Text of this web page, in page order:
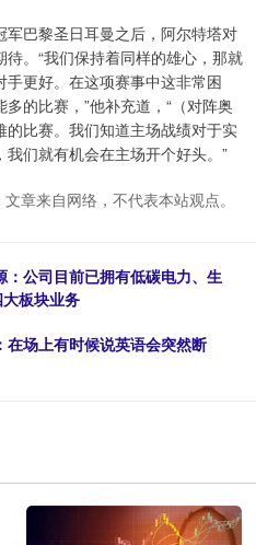
巴黎圣日耳曼之后，阿尔特塔对
。“我们保持着同样的雄心，那就
更好。在这项赛事中这非常困
的比赛，”他补充道，“（对阵奥
比赛。我们知道主场战绩对于实
们就有机会在主场开个好头。”
章来自网络，不代表本站观点。
：公司目前已拥有低碳电力、生
板块业务
在场上有时候说英语会突然断